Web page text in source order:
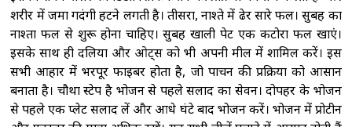
शरीर में जमा गदंगी हटने लगती है। तीसरा, नाश्ते में ढेर सारे फल। सुबह का
नाश्ता फल से शुरू होना चाहिए। सुबह खाली पेट एक कटोरा फल खाएं।
इसके साथ ही दलिया और ओट्स को भी अपनी मील में शामिल करें। इस
सभी आहार में भरपूर फाइबर होता है, जो पाचन की प्रक्रिया को आसान
बनाता है। चौथा स्टेप है भोजन से पहले सलाद का सेवन। दोपहर के भोजन
से पहले एक प्लेट सलाद लें और आधे घंटे बाद भोजन करें। भोजन में प्रोटीन